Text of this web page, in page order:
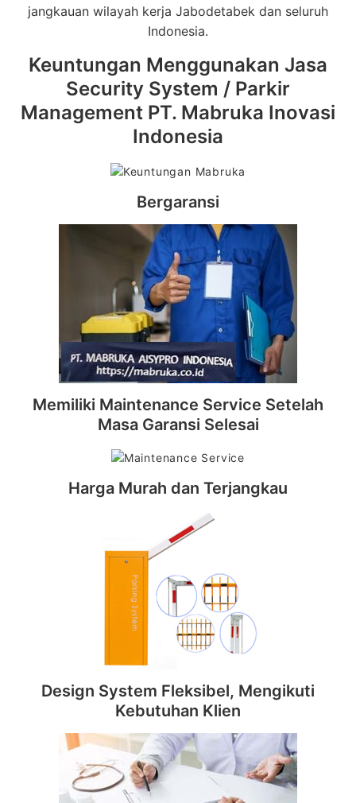
jangkauan wilayah kerja Jabodetabek dan seluruh
Indonesia.
Keuntungan Menggunakan Jasa
Security System / Parkir
Management PT. Mabruka Inovasi
Indonesia
Bergaransi
Memiliki Maintenance Service Setelah
Masa Garansi Selesai
Harga Murah dan Terjangkau
Design System Fleksibel, Mengikuti
Kebutuhan Klien